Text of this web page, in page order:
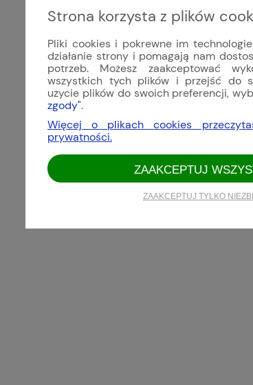
Strona korzysta z plików
Pliki cookies i pokrewne im
działanie strony i pomagają nam
potrzeb. Możesz zaakceptować
wszystkich tych plików i przejść do
użycie plików do swoich preferencji,
zgody".
Więcej o plikach cookies
prywatności.
ZAAKCEPTUJ TYLKO
ZAAKCEPTUJ